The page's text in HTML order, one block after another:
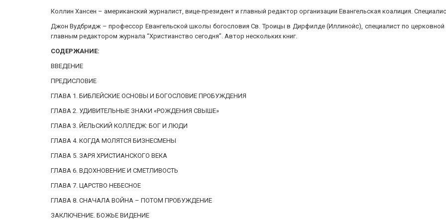
Коллин Хансен – американский журналист, вице-президент и главный редактор организации Евангельская коалиция.
Джон Вудбридж – профессор Евангельской школы богословия Св. Троицы в Дирфилде (Иллинойс), специалист по церковной
главным редактором журнала “Христианство сегодня”. Автор нескольких книг.
СОДЕРЖАНИЕ:
ВВЕДЕНИЕ
ПРЕДИСЛОВИЕ
ГЛАВА 1. БИБЛЕЙСКИЕ ОСНОВЫ И БОГОСЛОВИЕ ПРОБУЖДЕНИЯ
ГЛАВА 2. УДИВИТЕЛЬНЫЕ ЗНАКИ «РОЖДЕНИЯ СВЫШЕ»
ГЛАВА 3. ЙЕЛЬСКИЙ КОЛЛЕДЖ: БОГ И ЛЮДИ
ГЛАВА 4. КОГДА МОЛЯТСЯ БИЗНЕСМЕНЫ
ГЛАВА 5. ЗАРЯ ХРИСТИАНСКОГО ВЕКА
ГЛАВА 6. ВДОХНОВЕНИЕ И СМЕТЛИВОСТЬ
ГЛАВА 7. ЦАРСТВО НЕБЕСНОЕ
ГЛАВА 8. СНАЧАЛА ВОЙНА – ПОТОМ ПРОБУЖДЕНИЕ
ЗАКЛЮЧЕНИЕ. БОЖЬЕ ВИДЕНИЕ